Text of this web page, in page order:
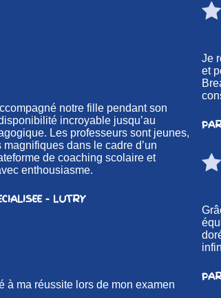
notre fille pendant son
incroyable jusqu’au
Les professeurs sont jeunes,
dans le cadre d’un
de coaching scolaire et
enthousiasme.
- LUTRY
à ma réussite lors de mon examen
Je
et